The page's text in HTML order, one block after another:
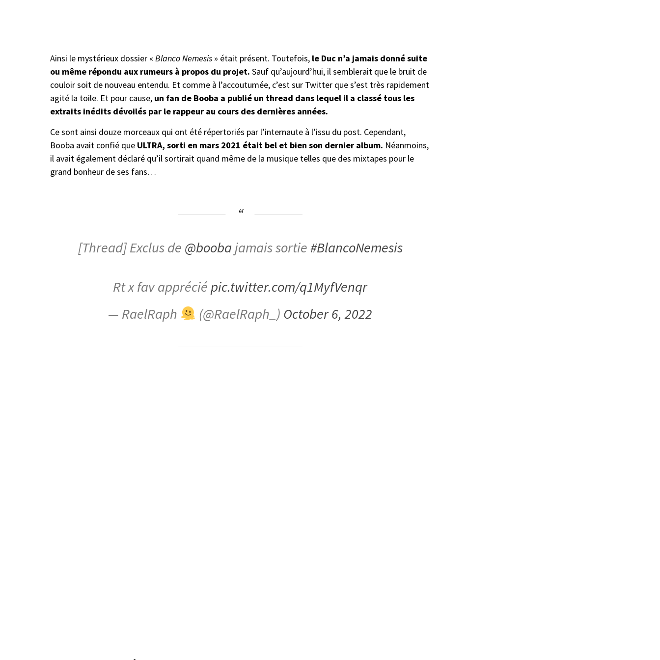
Ainsi le mystérieux dossier « Blanco Nemesis » était présent. Toutefois, le Duc n’a jamais donné suite
ou même répondu aux rumeurs à propos du projet. Sauf qu’aujourd’hui, il semblerait que le bruit de
couloir soit de nouveau entendu. Et comme à l’accoutumée, c’est sur Twitter que s’est très rapidement
agité la toile. Et pour cause, un fan de Booba a publié un thread dans lequel il a classé tous les
extraits inédits dévoilés par le rappeur au cours des dernières années.
Ce sont ainsi douze morceaux qui ont été répertoriés par l’internaute à l’issu du post. Cependant,
Booba avait confié que ULTRA, sorti en mars 2021 était bel et bien son dernier album. Néanmoins,
il avait également déclaré qu’il sortirait quand même de la musique telles que des mixtapes pour le
grand bonheur de ses fans…
[Thread] Exclus de @booba jamais sortie#BlancoNemesis
Rt x fav apprécié pic.twitter.com/q1MyfVenqr
— RaelRaph
(@RaelRaph_) October 6, 2022